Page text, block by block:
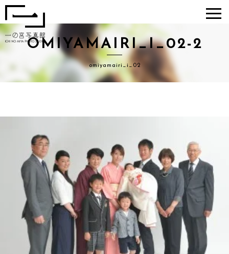
一の宮写真OMIYAMAIRI_I_02-2
omiyamairi_i_02